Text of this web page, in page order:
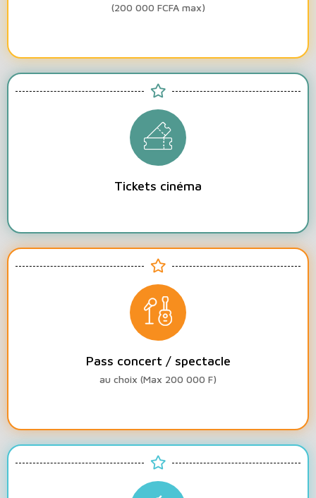
(200 000 FCFA max)
Tickets cinéma
Pass concert / spectacle
au choix (Max 200 000 F)